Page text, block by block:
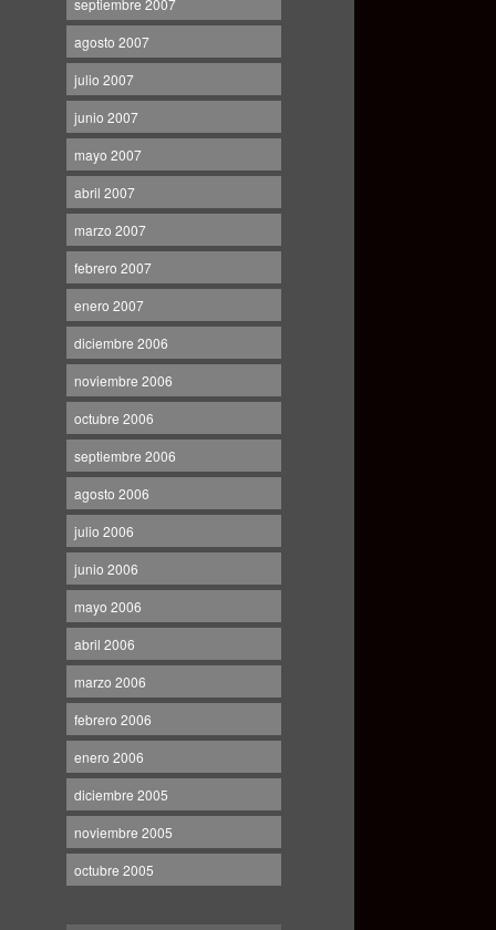
septiembre 2007
agosto 2007
julio 2007
junio 2007
mayo 2007
abril 2007
marzo 2007
febrero 2007
enero 2007
diciembre 2006
noviembre 2006
octubre 2006
septiembre 2006
agosto 2006
julio 2006
junio 2006
mayo 2006
abril 2006
marzo 2006
febrero 2006
enero 2006
diciembre 2005
noviembre 2005
octubre 2005